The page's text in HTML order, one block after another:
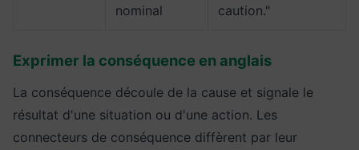
nominal
caution."
Exprimer la conséquence en anglais
La conséquence découle de la cause et signale le
résultat d'une situation ou d'une action. Les
connecteurs de conséquence diffèrent par leur